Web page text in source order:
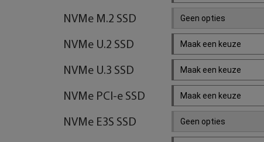
NVMe M.2 SSD Geen opties
NVMe U.2 SSD Maak een keuze
NVMe U.3 SSD Maak een keuze
NVMe PCI-e SSD Maak een keuze
NVMe E3S SSD Geen opties